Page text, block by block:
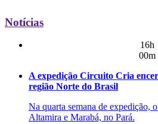
Notícias
16h
00m
A expedição Circuito Cria
região Norte do Brasil
Na quarta semana de expedição,
Altamira e Marabá, no Pará.